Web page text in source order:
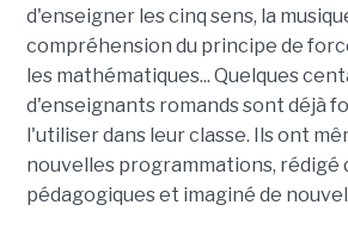
d'enseigner les cinq sens, la
compréhension du principe de
les mathématiques... Quelques
d'enseignants romands sont déjà
l'utiliser dans leur classe. Ils ont
nouvelles programmations, rédigé
pédagogiques et imaginé de